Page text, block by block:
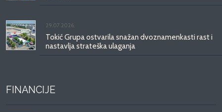
29.07.2026.
Tokić Grupa ostvarila snažan dvoznamenkasti rast i
nastavlja strateška ulaganja
FINANCIJE